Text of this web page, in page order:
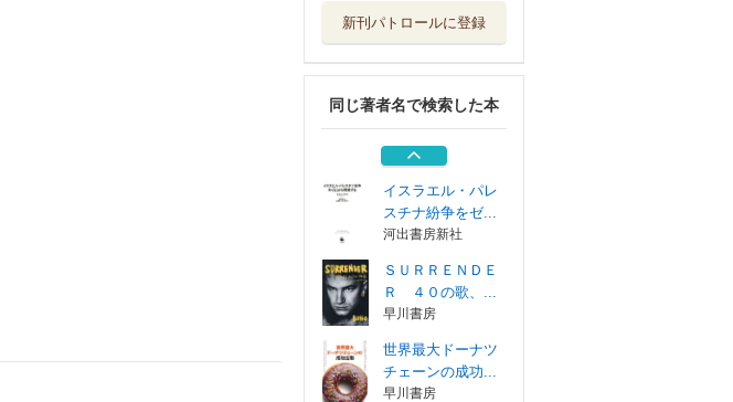
新刊パトロールに登録
同じ著者名で検索した本
ペットを愛した人
フィルムアート社
映像編集のファー
スト・レッスン...
フィルムアート社
イスラエル・パレ
スチナ紛争をゼ...
河出書房新社
ＳＵＲＲＥＮＤＥ
Ｒ ４０の歌、...
早川書房
世界最大ドーナツ
チェーンの成功...
早川書房